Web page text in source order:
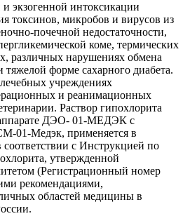
экзогенной интоксикации
токсинов, микробов и вирусов из
почечной недостаточности,
коме, термических
различных нарушениях обмена
форме сахарного диабета.
учреждениях
и реанимационных
Раствор гипохлорита
ДЭО- 01-МЕДЭК с
01-Медэк, применяется в
с Инструкцией по
утвержденной
(Регистрационный номер
рекомендациями,
областей медицины в